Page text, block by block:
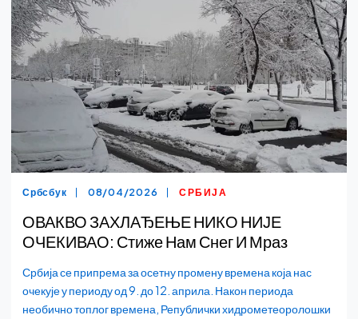
Србсбук 08/04/2026 СРБИЈА
ОВАКВО ЗАХЛАЂЕЊЕ НИКО НИЈЕ
ОЧЕКИВАО: Стиже Нам Снег И Мраз
Србија се припрема за осетну промену времена која нас
очекује у периоду од 9. до 12. априла. Након периода
необично топлог времена, Републички хидрометеоролошки